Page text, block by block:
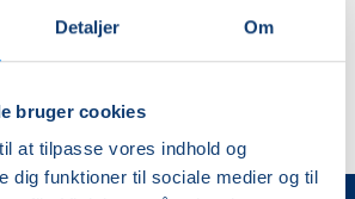
Detaljer Om
bruger cookies
at tilpasse vores indhold og
dig funktioner til sociale medier og til